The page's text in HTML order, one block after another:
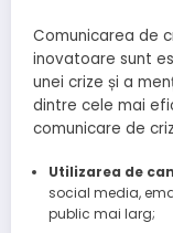
Comunicarea de
inovatoare sunt
unei crize și a
dintre cele mai
comunicare de
Utilizarea de
social media,
public mai larg;